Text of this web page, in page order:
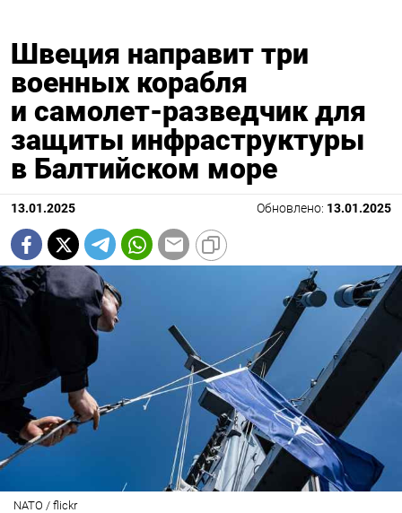
Швеция направит три
военных корабля
и самолет-разведчик для
защиты инфраструктуры
в Балтийском море
13.01.2025 Обновлено: 13.01.2025
NATO / flickr